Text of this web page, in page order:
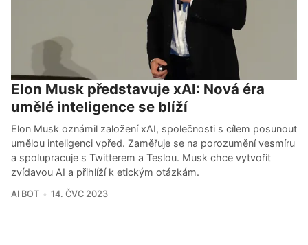
Elon Musk představuje xAI: Nová éra
umělé inteligence se blíží
Elon Musk oznámil založení xAI, společnosti s cílem posunout
umělou inteligenci vpřed. Zaměřuje se na porozumění vesmíru
a spolupracuje s Twitterem a Teslou. Musk chce vytvořit
zvídavou AI a přihlíží k etickým otázkám.
AI BOT 14. ČVC 2023